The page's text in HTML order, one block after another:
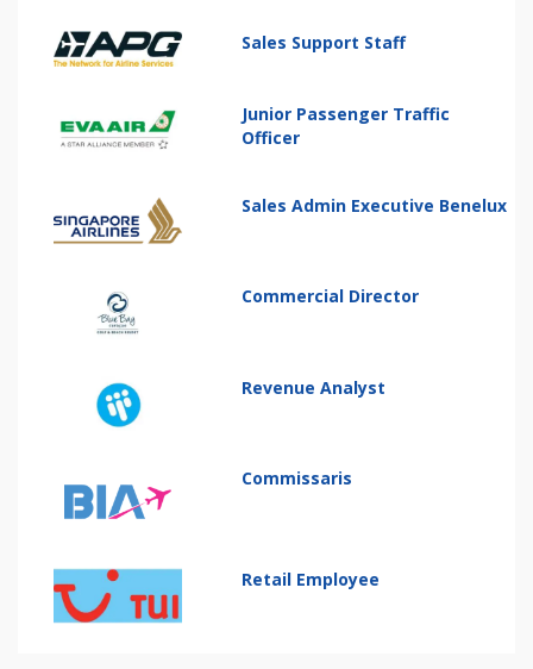
Sales Support Staff
Junior Passenger Traffic
Officer
Sales Admin Executive Benelux
Commercial Director
Revenue Analyst
Commissaris
Retail Employee